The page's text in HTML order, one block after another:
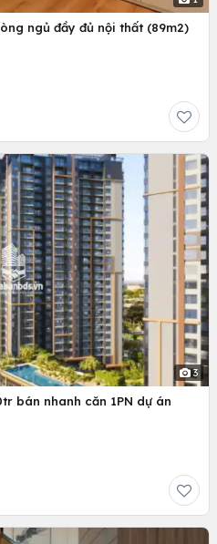
ngủ đầy đủ nội thất (89m2)
3
bán nhanh căn 1PN dự án